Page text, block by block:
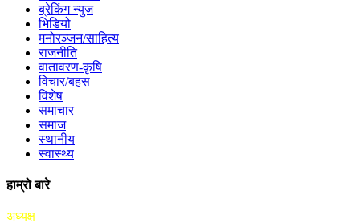
ब्रेकिंग न्युज
भिडियो
मनोरञ्जन/साहित्य
राजनीति
वातावरण-कृषि
विचार/बहस
विशेष
समाचार
समाज
स्थानीय
स्वास्थ्य
हाम्रो बारे
अध्यक्ष